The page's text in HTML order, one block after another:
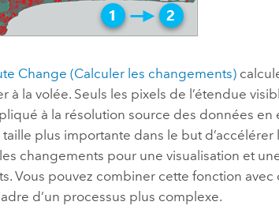
Change (Calculer les changements)
à la volée. Seuls les pixels de l’étendue
à la résolution source des données en
plus importante dans le but d’accélérer
changements pour une visualisation et
Vous pouvez combiner cette fonction avec
d’un processus plus complexe.